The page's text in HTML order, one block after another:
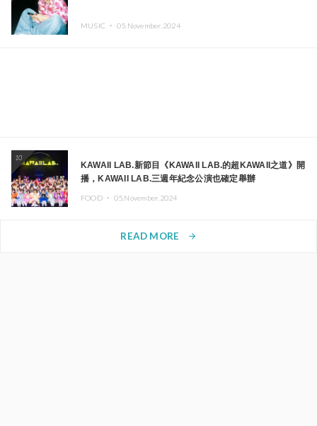
MUSIC ・ 05.November.2024
10
KAWAII LAB.新節目《KAWAII LAB.的超KAWAII之道》開
播，KAWAII LAB.三週年紀念公演也確定舉辦
FOOD ・ 05.November.2024
READ MORE arrow_forward